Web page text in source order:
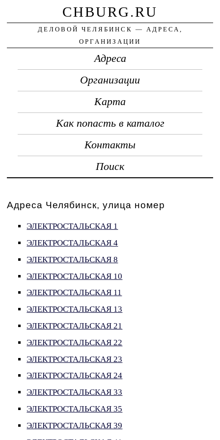
CHBURG.RU
ДЕЛОВОЙ ЧЕЛЯБИНСК — АДРЕСА,
ОРГАНИЗАЦИИ
Адреса
Организации
Карта
Как попасть в каталог
Контакты
Поиск
Адреса Челябинск, улица номер
ЭЛЕКТРОСТАЛЬСКАЯ 1
ЭЛЕКТРОСТАЛЬСКАЯ 4
ЭЛЕКТРОСТАЛЬСКАЯ 8
ЭЛЕКТРОСТАЛЬСКАЯ 10
ЭЛЕКТРОСТАЛЬСКАЯ 11
ЭЛЕКТРОСТАЛЬСКАЯ 13
ЭЛЕКТРОСТАЛЬСКАЯ 21
ЭЛЕКТРОСТАЛЬСКАЯ 22
ЭЛЕКТРОСТАЛЬСКАЯ 23
ЭЛЕКТРОСТАЛЬСКАЯ 24
ЭЛЕКТРОСТАЛЬСКАЯ 33
ЭЛЕКТРОСТАЛЬСКАЯ 35
ЭЛЕКТРОСТАЛЬСКАЯ 39